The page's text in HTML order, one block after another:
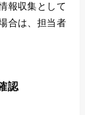
報収集として
合は、担当者
認